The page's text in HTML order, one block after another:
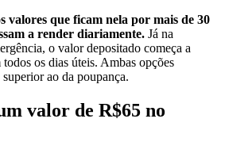
valores que ficam nela por mais de 30
a render diariamente. Já na
o valor depositado começa a
os dias úteis. Ambas opções
ao da poupança.
valor de R$65 no